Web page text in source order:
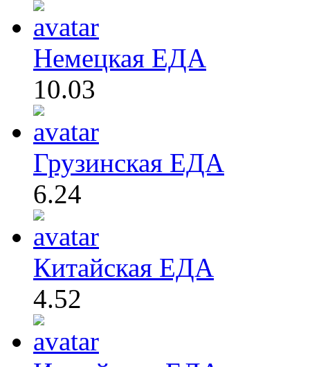
Немецкая ЕДА
10.03
Грузинская ЕДА
6.24
Китайская ЕДА
4.52